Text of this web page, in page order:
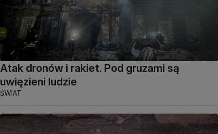
Atak dronów i rakiet. Pod gruzami są
uwięzieni ludzie
ŚWIAT